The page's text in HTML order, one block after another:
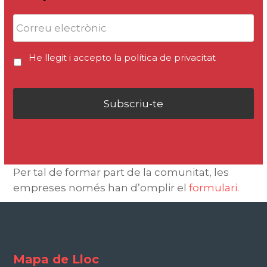
He llegit i accepto la política de privacitat
Per tal de formar part de la comunitat, les
empreses només han d’omplir elformulari.
Mapa de Lloc